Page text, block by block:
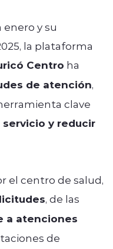
y su
la plataforma
Centro ha
de atención,
clave
y reducir
el centro de salud,
, de las
a atenciones
de